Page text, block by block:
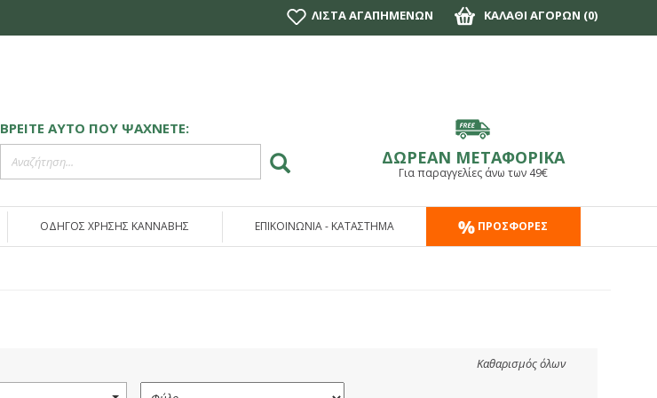
ΛΙΣΤΑ ΑΓΑΠΗΜΕΝΩΝ ΚΑΛΑΘΙ ΑΓΟΡΩΝ (0)
ΒΡΕΙΤΕ ΑΥΤΟ ΠΟΥ ΨΑΧΝΕΤΕ:
ΔΩΡΕΑΝ ΜΕΤΑΦΟΡΙΚΑ
Για παραγγελίες άνω των 49€
ΟΔΗΓΟΣ ΧΡΗΣΗΣ ΚΑΝΝΑΒΗΣ ΕΠΙΚΟΙΝΩΝΙΑ - ΚΑΤΑΣΤΗΜΑ ΠΡΟΣΦΟΡΕΣ
Καθαρισμός όλων